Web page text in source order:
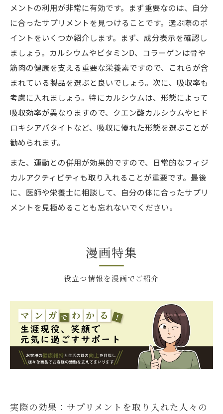
メントの利用が非常に有効です。まず重要なのは、自分
に合ったサプリメントを見つけることです。選ぶ際のポ
イントをいくつか紹介します。まず、成分表示を確認し
ましょう。カルシウムやビタミンD、コラーゲンは骨や
筋肉の健康を支える重要な栄養素ですので、これらが含
まれている製品を選ぶと良いでしょう。次に、吸収率も
考慮に入れましょう。特にカルシウムは、形態によって
吸収効率が異なりますので、クエン酸カルシウムやヒド
ロキシアパタイトなど、吸収に優れた形態を選ぶことが
勧められます。
また、運動との併用が効果的ですので、日常的なフィジ
カルアクティビティも取り入れることが重要です。最後
に、医師や栄養士に相談して、自分の体に合ったサプリ
メントを見極めることも忘れないでください。
漫画特集
役立つ情報を漫画でご紹介
実際の効果：サプリメントを取り入れた人々の